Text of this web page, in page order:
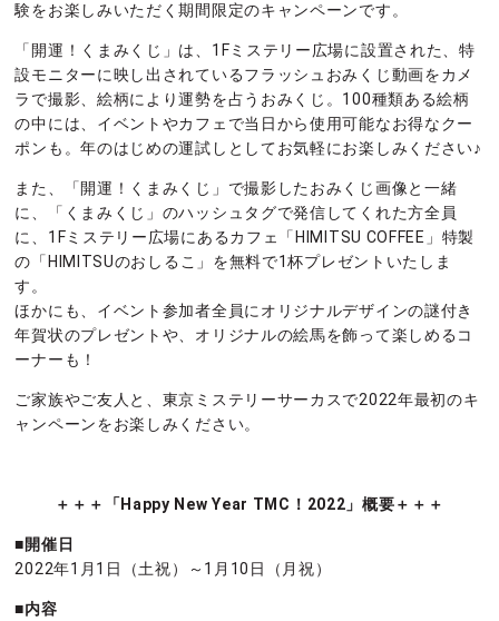
験をお楽しみいただく期間限定のキャンペーンです。
「開運！くまみくじ」は、1Fミステリー広場に設置された、特
設モニターに映し出されているフラッシュおみくじ動画をカメ
ラで撮影、絵柄により運勢を占うおみくじ。100種類ある絵柄
の中には、イベントやカフェで当日から使用可能なお得なクー
ポンも。年のはじめの運試しとしてお気軽にお楽しみください♪
また、「開運！くまみくじ」で撮影したおみくじ画像と一緒
に、「くまみくじ」のハッシュタグで発信してくれた方全員
に、1Fミステリー広場にあるカフェ「HIMITSU COFFEE」特製
の「HIMITSUのおしるこ」を無料で1杯プレゼントいたしま
す。
ほかにも、イベント参加者全員にオリジナルデザインの謎付き
年賀状のプレゼントや、オリジナルの絵馬を飾って楽しめるコ
ーナーも！
ご家族やご友人と、東京ミステリーサーカスで2022年最初のキ
ャンペーンをお楽しみください。
＋＋＋「 Happy NewYear TMC ！2022 」概要＋＋＋
■開催日
2022年1月1日（土祝）～1月10日（月祝）
■内容